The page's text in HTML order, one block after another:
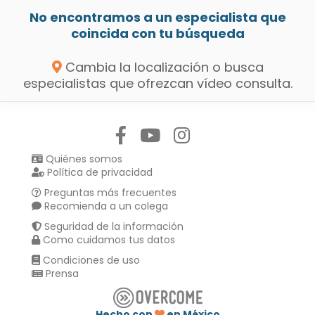
No encontramos a un especialista que
coincida con tu búsqueda
Cambia la localización o busca
especialistas que ofrezcan vídeo consulta.
Quiénes somos
Política de privacidad
Preguntas más frecuentes
Recomienda a un colega
Seguridad de la información
Como cuidamos tus datos
Condiciones de uso
Prensa